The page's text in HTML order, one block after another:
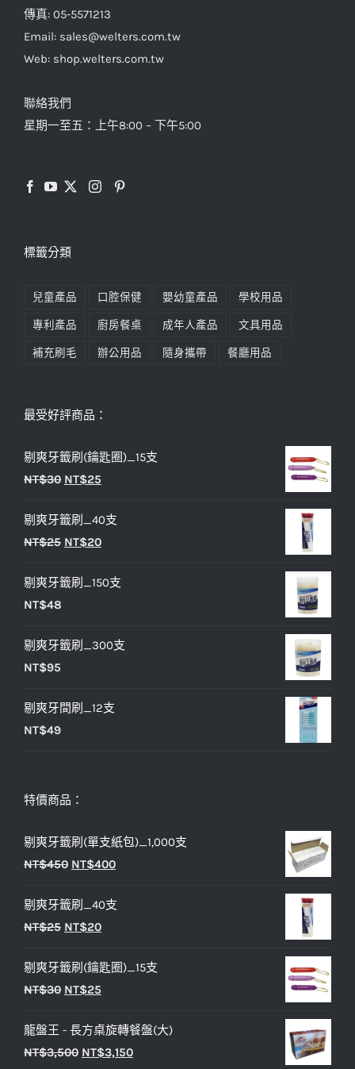
傳真: 05-5571213
Email: sales@welters.com.tw
Web: shop.welters.com.tw
聯絡我們
星期一至五：上午8:00 – 下午5:00
標籤分類
兒童產品 口腔保健 嬰幼童產品 學校用品
專利產品 廚房餐桌 成年人產品 文具用品
補充刷毛 辦公用品 隨身攜帶 餐廳用品
最受好評商品：
剔爽牙籤刷(鑰匙圈)_15支
NT$30 原
價
格：
NT$25
價
格：
剔爽牙籤刷_40支
NT$25 原
價
NT$20目
價
剔爽牙籤刷_150支
NT$48
剔爽牙籤刷_300支
NT$95
剔爽牙間刷_12支
NT$49
特價商品：
剔爽牙籤刷(單支紙包)_1,000支
NT$450 原
價
格：
NT$400目
價
剔爽牙籤刷_40支
NT$25 原
價
格：
NT$20目
價
格：
剔爽牙籤刷(鑰匙圈)_15支
NT$30 原
價
格：
NT$25
價
格：
龍盤王 - 長方桌旋轉餐盤(大)
NT$3,500 原
NT$3,150目